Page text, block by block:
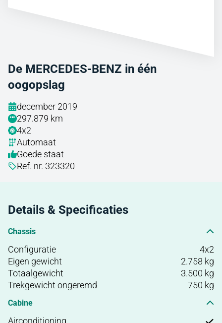
De MERCEDES-BENZ in één
oogopslag
december 2019
297.879 km
4x2
Automaat
Goede staat
Ref. nr. 323320
Details & Specificaties
Chassis
Configuratie
4x2
Eigen gewicht
2.758 kg
Totaalgewicht
3.500 kg
Trekgewicht ongeremd
750 kg
Cabine
Airconditioning